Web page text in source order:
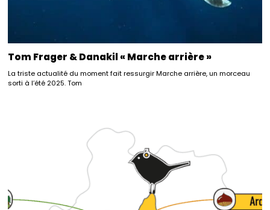
Tom Frager & Danakil « Marche arrière »
La triste actualité du moment fait ressurgir Marche arrière, un morceau
sorti à l’été 2025. Tom